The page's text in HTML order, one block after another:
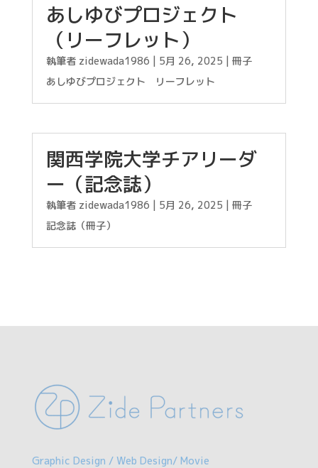
あしゆびプロジェクト
（リーフレット）
執筆者 zidewada1986 | 5月 26, 2025 | 冊子
あしゆびプロジェクト リーフレット
関西学院大学チアリーダ
ー（記念誌）
執筆者 zidewada1986 | 5月 26, 2025 | 冊子
記念誌（冊子）
Graphic Design / Web Design/ Movie